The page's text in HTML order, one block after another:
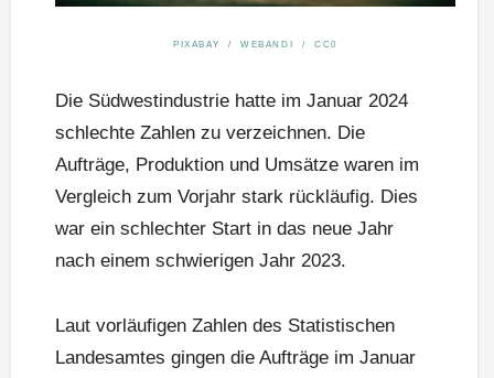
PIXABAY / WEBANDI / CC0
Die Südwestindustrie hatte im Januar 2024
schlechte Zahlen zu verzeichnen. Die
Aufträge, Produktion und Umsätze waren im
Vergleich zum Vorjahr stark rückläufig. Dies
war ein schlechter Start in das neue Jahr
nach einem schwierigen Jahr 2023.
Laut vorläufigen Zahlen des Statistischen
Landesamtes gingen die Aufträge im Januar